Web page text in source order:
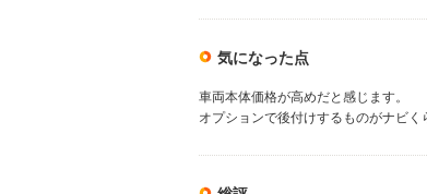
気になった点
車両本体価格が高めだと感じます。
オプションで後付けするものがナビ